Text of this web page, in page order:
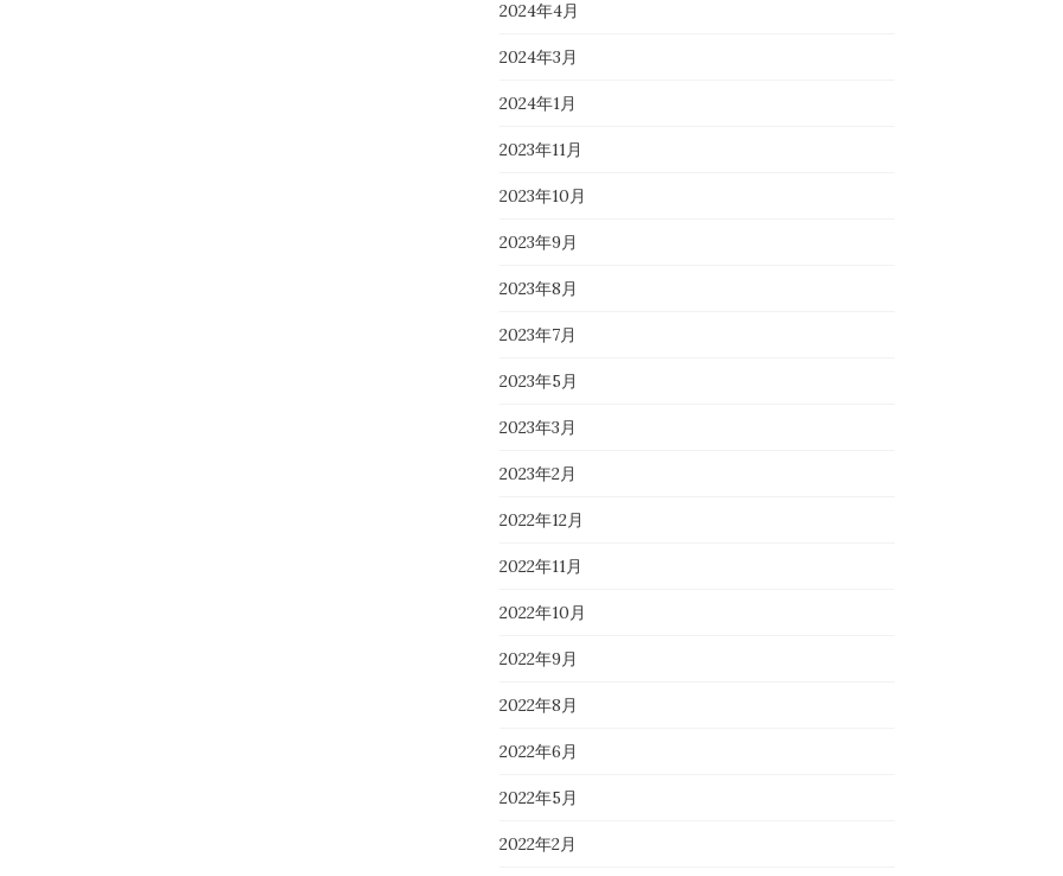
2024年4月
2024年3月
2024年1月
2023年11月
2023年10月
2023年9月
2023年8月
2023年7月
2023年5月
2023年3月
2023年2月
2022年12月
2022年11月
2022年10月
2022年9月
2022年8月
2022年6月
2022年5月
2022年2月